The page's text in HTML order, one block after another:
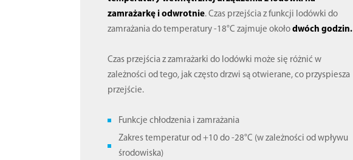
zamrażarkę i odwrotnie. Czas przejścia z funkcji lodówki do
zamrażania do temperatury -18°C zajmuje okołodwóch godzin.
Czas przejścia z zamrażarki do lodówki może się różnić w
zależności od tego, jak często drzwi są otwierane, co przyspiesza
przejście.
Funkcje chłodzenia i zamrażania
Zakres temperatur od +10 do -28°C (w zależności od wpływu
środowiska)